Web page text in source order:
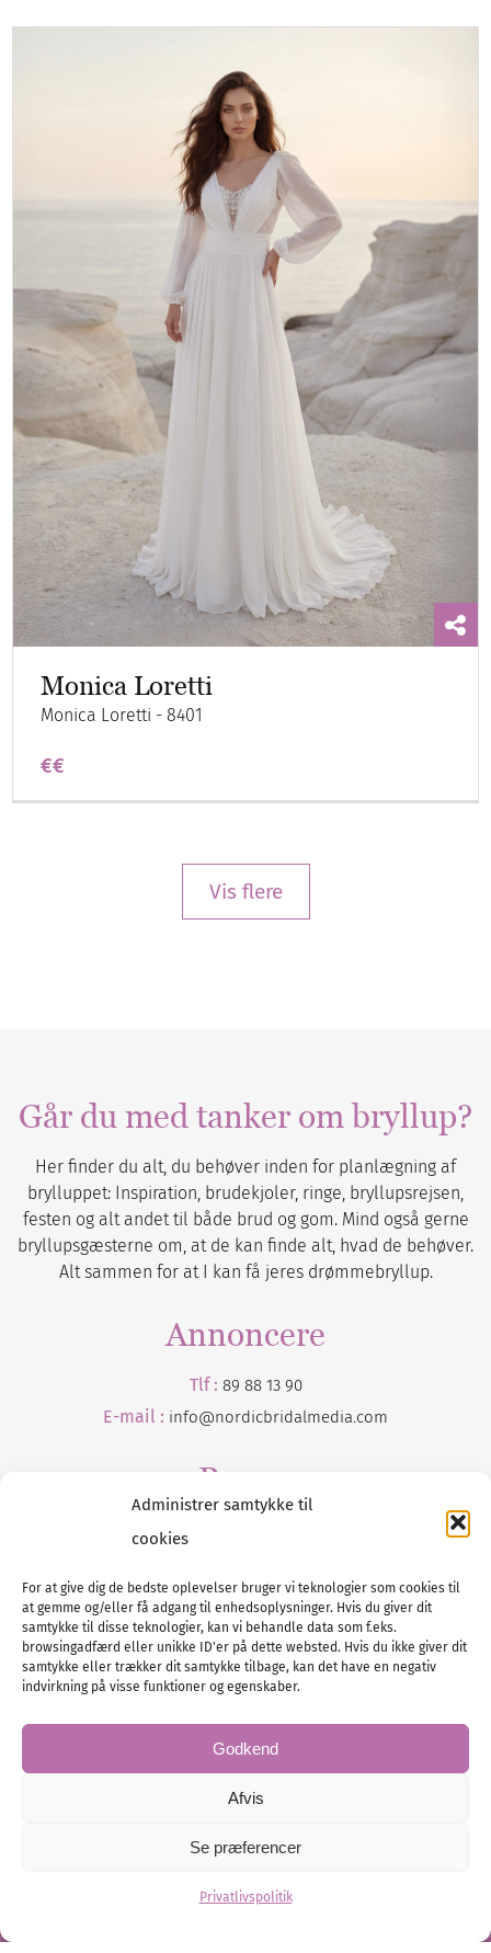
Administrer samtykke til
cookies
For at give dig de bedste oplevelser bruger vi teknologier som cookies til
at gemme og/eller få adgang til enhedsoplysninger. Hvis du giver dit
samtykke til disse teknologier, kan vi behandle data som f.eks.
browsingadfærd eller unikke ID'er på dette websted. Hvis du ikke giver dit
samtykke eller trækker dit samtykke tilbage, kan det have en negativ
indvirkning på visse funktioner og egenskaber.
Godkend
Afvis
Se præferencer
Privatlivspolitik
Monica Loretti
Monica Loretti - 8401
€€
Vis flere
Går du med tanker om bryllup?
Her finder du alt, du behøver inden for planlægning af
brylluppet: Inspiration, brudekjoler, ringe, bryllupsrejsen,
festen og alt andet til både brud og gom. Mind også gerne
bryllupsgæsterne om, at de kan finde alt, hvad de behøver.
Alt sammen for at I kan få jeres drømmebryllup.
Annoncere
Tlf : 89 88 13 90
E-mail : info@nordicbridalmedia.com
Presse
Tilmeld dig vores
Tel :89 88 13 90
© All rights reserved.